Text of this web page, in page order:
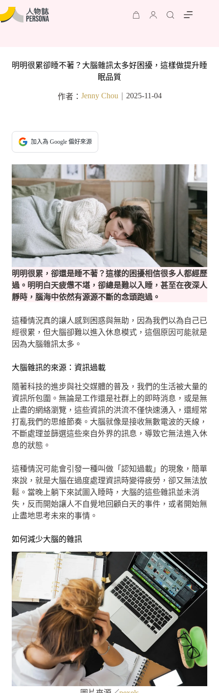
明明很累卻睡不著？大腦雜訊太多好困擾，這樣做提升睡
眠品質
作者： Jenny Chou｜ 2025-11-04
加入為 Google 偏好來源
明明很累，卻還是睡不著？這樣的困擾相信很多人都經歷
過。明明白天疲憊不堪，卻總是難以入睡，甚至在夜深人
靜時，腦海中依然有源源不斷的念頭跑過。
這種情況真的讓人感到困惑與無助，因為我們以為自己已
經很累，但大腦卻難以進入休息模式，這個原因可能就是
因為大腦雜訊太多。
大腦雜訊的來源：資訊過載
隨著科技的進步與社交媒體的普及，我們的生活被大量的
資訊所包圍。無論是工作還是社群上的即時消息，或是無
止盡的網絡瀏覽，這些資訊的洪流不僅快速湧入，還經常
打亂我們的思維節奏。大腦就像是接收無數電波的天線，
不斷處理並篩選這些來自外界的訊息，導致它無法進入休
息的狀態。
這種情況可能會引發一種叫做「認知過載」的現象，簡單
來說，就是大腦在過度處理資訊時變得疲勞，卻又無法放
鬆。當晚上躺下來試圖入睡時，大腦的這些雜訊並未消
失，反而開始讓人不自覺地回顧白天的事件，或者開始無
止盡地思考未來的事情。
如何減少大腦的雜訊